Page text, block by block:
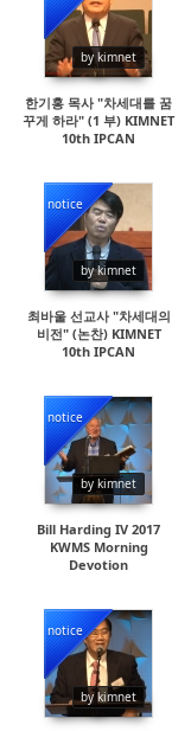
by kimnet
45791
한기홍 목사 "차세대를 꿈
꾸게 하라" (1 부) KIMNET
10th IPCAN
notice
by kimnet
35806
최바울 선교사 "차세대의
비전" (논찬) KIMNET
10th IPCAN
notice
by kimnet
18586
Bill Harding IV 2017
KWMS Morning
Devotion
notice
by kimnet
30052